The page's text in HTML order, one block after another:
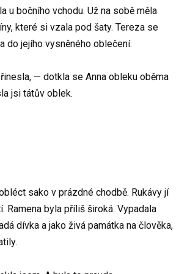
u bočního vchodu. Už na sobě měla
které si vzala pod šaty. Tereza se
do jejího vysněného oblečení.
— dotkla se Anna obleku oběma
jsi tátův oblek.
sako v prázdné chodbě. Rukávy jí
Ramena byla příliš široká. Vypadala
dívka a jako živá památka na člověka,